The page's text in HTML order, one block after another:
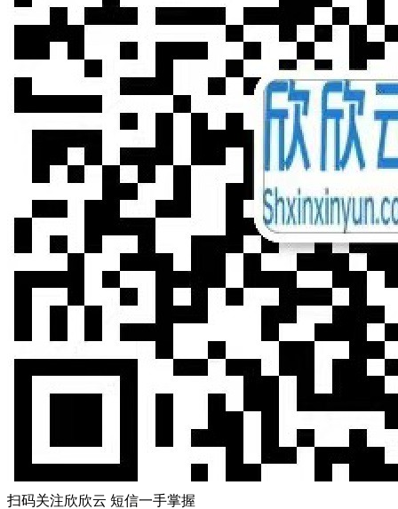
扫码关注欣欣云 短信一手掌握